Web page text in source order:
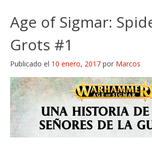
Age of Sigmar:
Grots #1
Publicado el 10 enero, 2017 por Marcos